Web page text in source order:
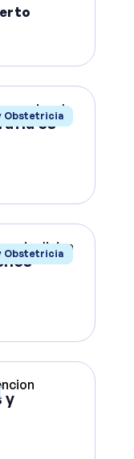
Obstetricia
es
Obstetricia
y